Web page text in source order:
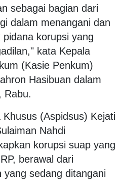
sebagai bagian dari
dalam menangani dan
korupsi yang
kata Kepala
(Kasie Penkum)
Hasibuan dalam
Rabu.
(Aspidsus) Kejati
Nahdi
korupsi suap yang
berawal dari
yang sedang ditangani